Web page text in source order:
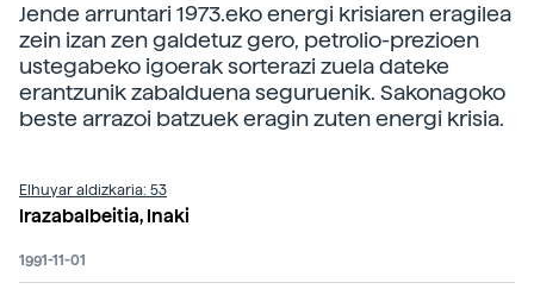
Jende arruntari 1973.eko energi krisiaren eragilea
zein izan zen galdetuz gero, petrolio-prezioen
ustegabeko igoerak sorterazi zuela dateke
erantzunik zabalduena seguruenik. Sakonagoko
beste arrazoi batzuek eragin zuten energi krisia.
Elhuyar aldizkaria: 53
Irazabalbeitia, Inaki
1991-11-01